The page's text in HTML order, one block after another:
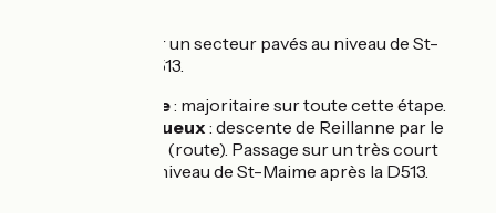
Court passage sur un secteur pavés au niveau de St-
Maime après la D513.
Revêtement lisse: majoritaire sur toute cette étape.
Revêtement rugueux : descente de Reillanne par le
chemin du Largue (route). Passage sur un très court
secteur pavés au niveau de St-Maime après la D513.